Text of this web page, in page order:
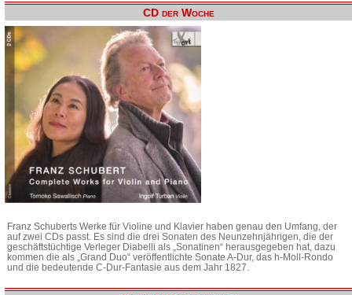
CD der Woche
Franz Schuberts Werke für Violine und Klavier haben genau den Umfang, der
auf zwei CDs passt. Es sind die drei Sonaten des Neunzehnjährigen, die der
geschäftstüchtige Verleger Diabelli als „Sonatinen“ herausgegeben hat, dazu
kommen die als „Grand Duo“ veröffentlichte Sonate A-Dur, das h-Moll-Rondo
und die bedeutende C-Dur-Fantasie aus dem Jahr 1827.